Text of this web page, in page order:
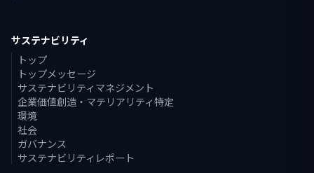
サステナビリティ
トップ
トップメッセージ
サステナビリティマネジメント
企業価値創造・マテリアリティ特定
環境
社会
ガバナンス
サステナビリティレポート